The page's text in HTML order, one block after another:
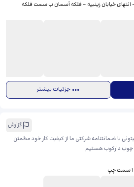
- انتهای خیابان زینبیه - فلکه آسمان ب سمت فلکه
جزئیات بیشتر
گزارش
با ضمانتنامه شرکتی ما از کیفیت کار خود مطمئن
چوب دارکوب هستیم